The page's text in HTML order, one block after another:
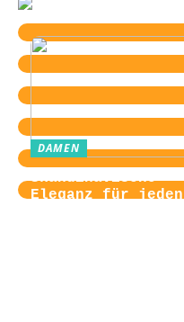
DAMEN
Skandinavische
Eleganz für jeden